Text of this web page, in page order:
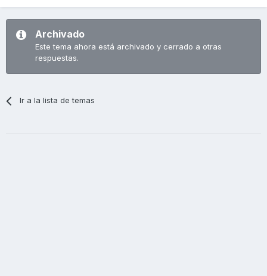
Archivado
Este tema ahora está archivado y cerrado a otras
respuestas.
Ir a la lista de temas